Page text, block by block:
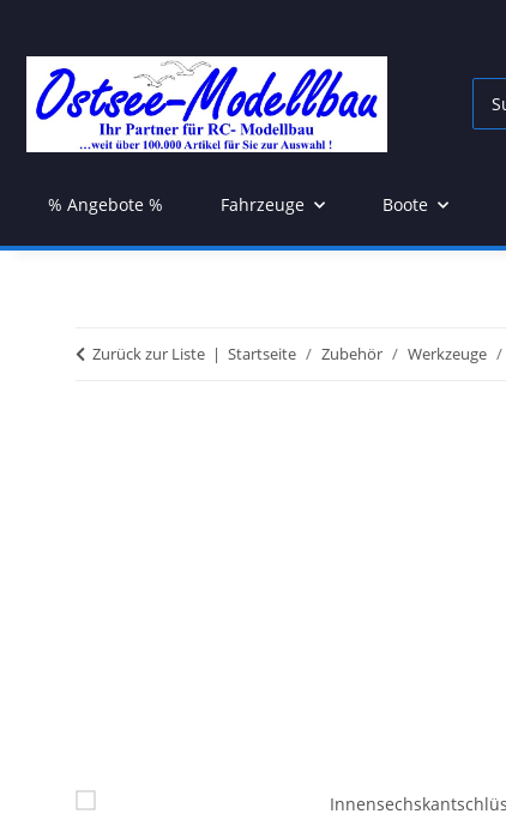
% Angebote % Fahrzeuge Boote
Zurück zur Liste Startseite Zubehör Werkzeuge